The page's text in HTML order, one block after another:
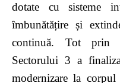
dotate cu sisteme
îmbunătățire și
continuă. Tot prin
Sectorului 3 a
modernizare la